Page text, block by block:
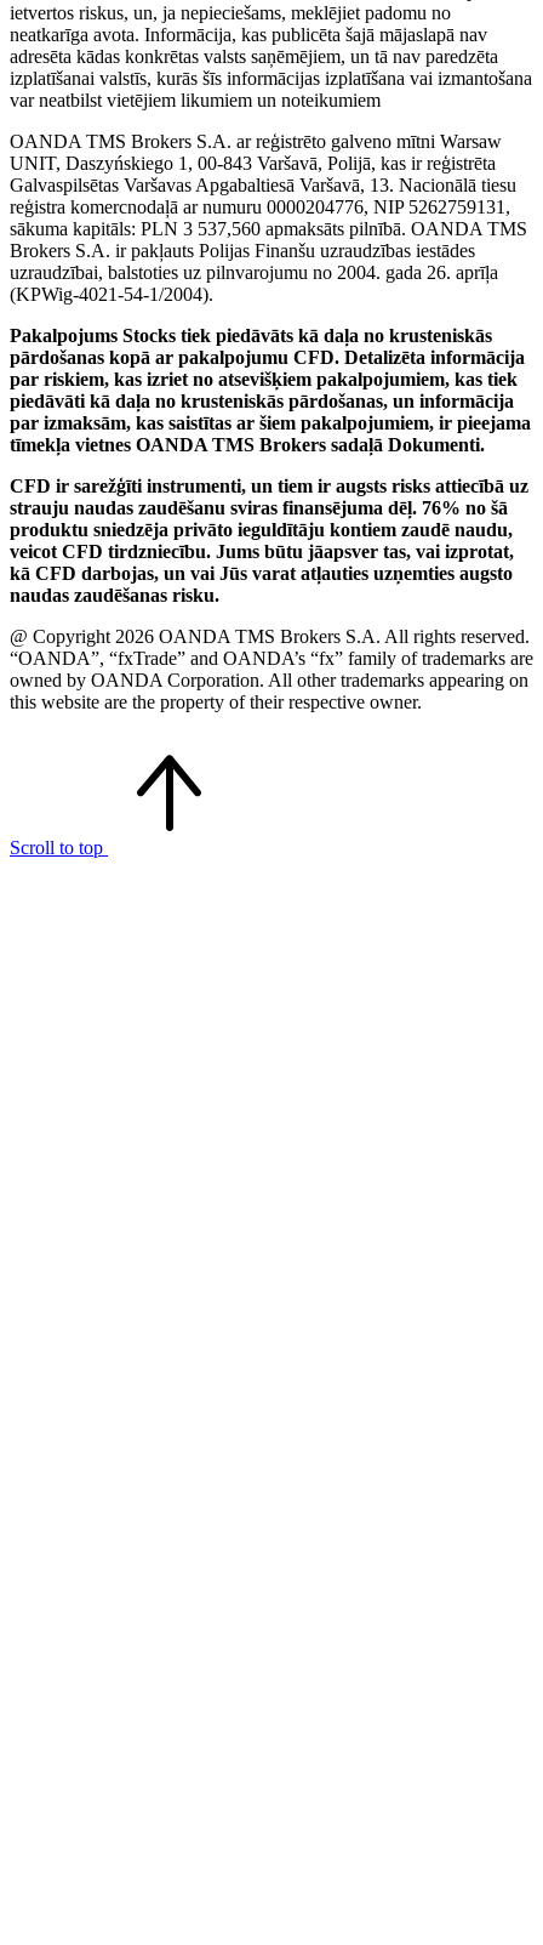
ietvertos riskus, un, ja nepieciešams, meklējiet padomu no
neatkarīga avota. Informācija, kas publicēta šajā mājaslapā nav
adresēta kādas konkrētas valsts saņēmējiem, un tā nav paredzēta
izplatīšanai valstīs, kurās šīs informācijas izplatīšana vai izmantošana
var neatbilst vietējiem likumiem un noteikumiem
OANDA TMS Brokers S.A. ar reģistrēto galveno mītni Warsaw
UNIT, Daszyńskiego 1, 00-843 Varšavā, Polijā, kas ir reģistrēta
Galvaspilsētas Varšavas Apgabaltiesā Varšavā, 13. Nacionālā tiesu
reģistra komercnodaļā ar numuru 0000204776, NIP 5262759131,
sākuma kapitāls: PLN 3 537,560 apmaksāts pilnībā. OANDA TMS
Brokers S.A. ir pakļauts Polijas Finanšu uzraudzības iestādes
uzraudzībai, balstoties uz pilnvarojumu no 2004. gada 26. aprīļa
(KPWig-4021-54-1/2004).
Pakalpojums Stocks tiek piedāvāts kā daļa no krusteniskās
pārdošanas kopā ar pakalpojumu CFD. Detalizēta informācija
par riskiem, kas izriet no atsevišķiem pakalpojumiem, kas tiek
piedāvāti kā daļa no krusteniskās pārdošanas, un informācija
par izmaksām, kas saistītas ar šiem pakalpojumiem, ir pieejama
tīmekļa vietnes OANDA TMS Brokers sadaļā Dokumenti.
CFD ir sarežģīti instrumenti, un tiem ir augsts risks attiecībā uz
strauju naudas zaudēšanu sviras finansējuma dēļ. 76% no šā
produktu sniedzēja privāto ieguldītāju kontiem zaudē naudu,
veicot CFD tirdzniecību. Jums būtu jāapsver tas, vai izprotat,
kā CFD darbojas, un vai Jūs varat atļauties uzņemties augsto
naudas zaudēšanas risku.
@ Copyright 2026 OANDA TMS Brokers S.A. All rights reserved.
“OANDA”, “fxTrade” and OANDA’s “fx” family of trademarks are
owned by OANDA Corporation. All other trademarks appearing on
this website are the property of their respective owner.
Scroll to top